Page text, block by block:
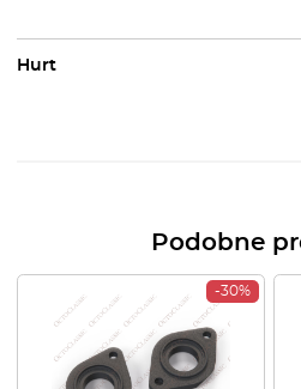
Hurt
Podobne
-30%